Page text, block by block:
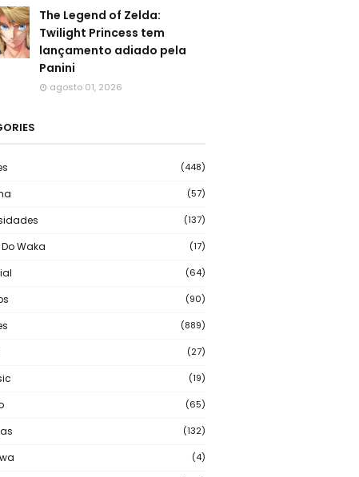
The Legend of Zelda:
Twilight Princess tem
lançamento adiado pela
Panini
agosto 01, 2026
(448)
(57)
(137)
Waka (17)
(64)
(90)
(889)
(27)
(19)
(65)
(132)
(4)